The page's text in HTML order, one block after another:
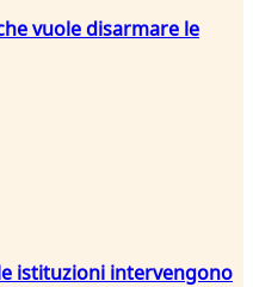
vuole disarmare le
istituzioni intervengono